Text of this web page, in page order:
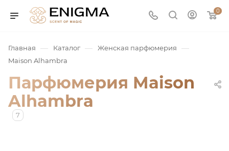
0
Главная — Каталог — Женская парфюмерия —
Maison Alhambra
Парфюмерия Maison
Alhambra
7